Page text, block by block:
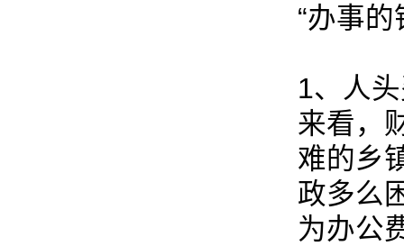
“办事的
1、人
来看，
难的乡
政多么
为办公